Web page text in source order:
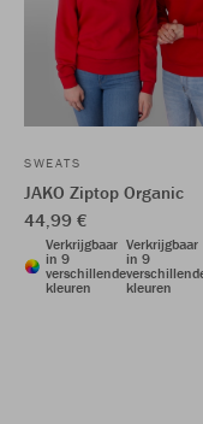
SWEATS
JAKO Ziptop Organic
44,99 €
Verkrijgbaar
in 9
verschillende
kleuren
Verkrijgbaar
in 9
kleuren